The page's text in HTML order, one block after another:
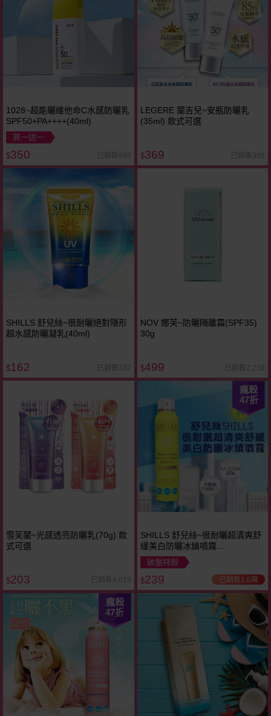
1028~超能曬維他命C水感防曬乳
SPF50+PA++++(40ml)
買一送一
$350 已銷售995
LEGERE 蘭吉兒~安瓶防曬乳
(35ml) 款式可選
$369 已銷售395
SHILLS 舒兒絲~很耐曬絕對隱形
超水感防曬凝乳(40ml)
$162 已銷售337
NOV 娜芙~防曬隔離霜(SPF35)
30g
$499 已銷售2,239
雪芙蘭~光感透亮防曬乳(70g) 款
式可選
$203 已銷售4,019
瘋殺
47折
SHILLS 舒兒絲~很耐曬超清爽舒
緩美白防曬冰鎮噴霧
(SPF50)180ml
破盤特殺
$239 已銷售1.6萬
瘋殺
47折